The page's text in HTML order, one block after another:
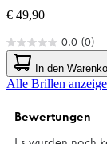
€ 49,90
0.0 (0)
0.0
von
5
Sternen.
In den
Alle Brillen